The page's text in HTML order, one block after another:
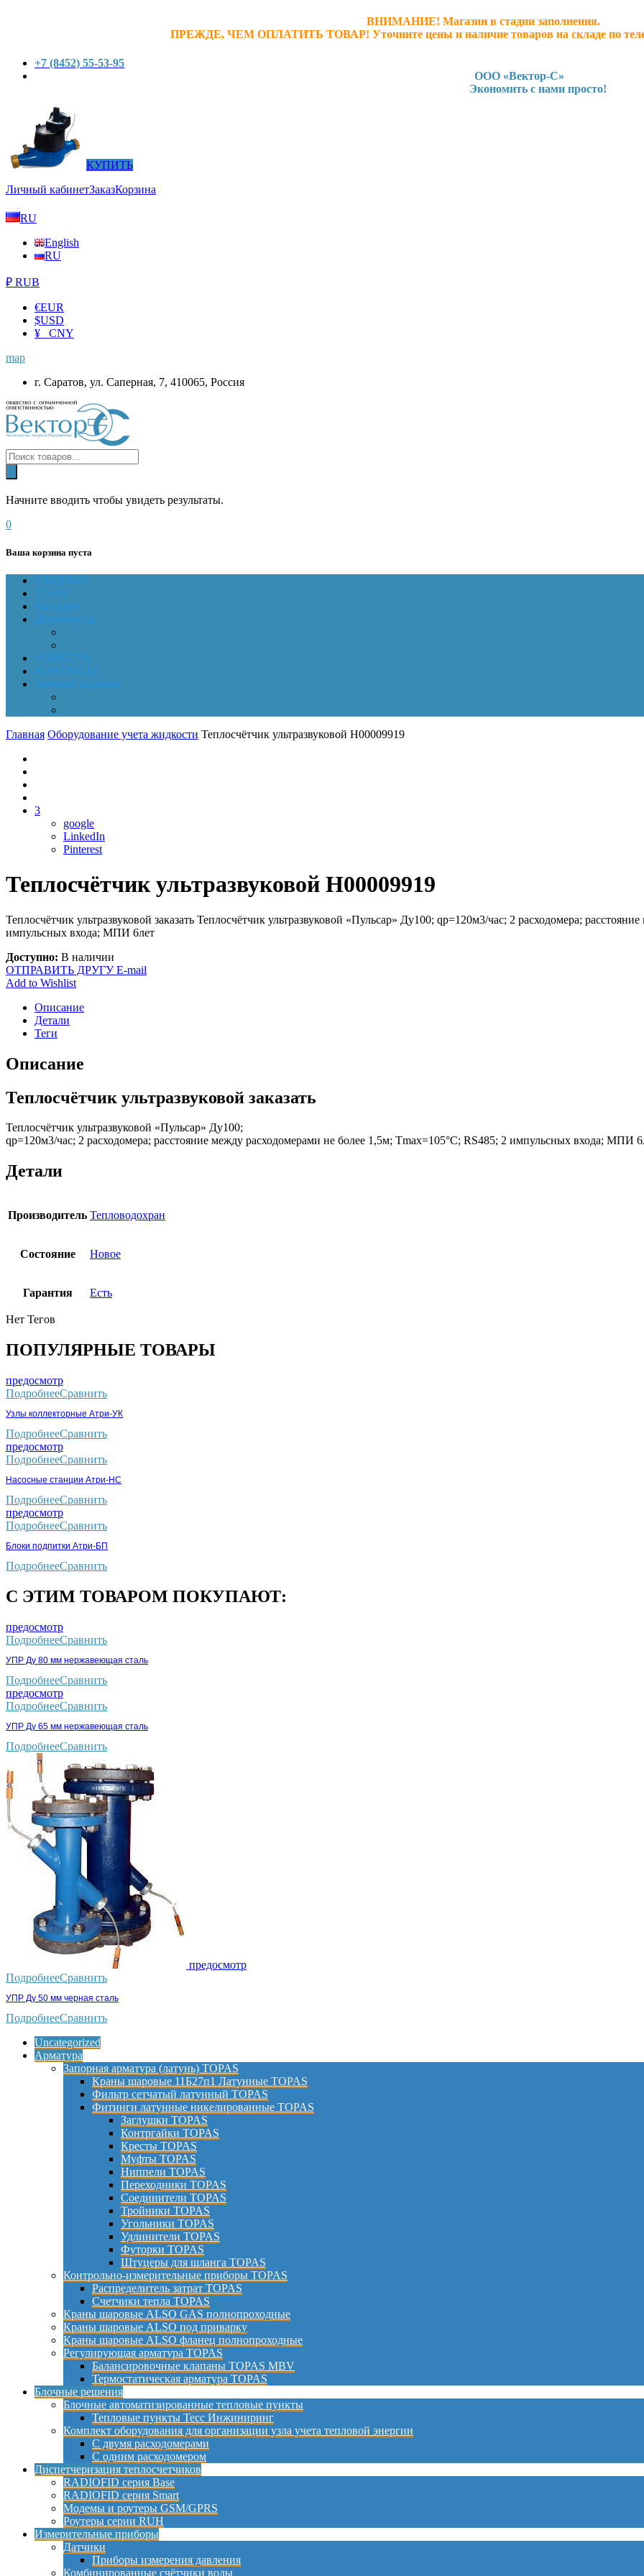
ВНИМАНИЕ! Магазин в стадии заполнения.
ПРЕЖДЕ, ЧЕМ ОПЛАТИТЬ ТОВАР! Уточните цены и наличие товаров на складе по
+7 (8452) 55-53-95
ООО «Вектор-С»
Экономить с нами просто!
КУПИТЬ
Личный кабинетЗаказКорзина
RU
English
RU
₽ RUB
€EUR
$USD
¥ CNY
map
г. Саратов, ул. Саперная, 7, 410065, Россия
Начните вводить чтобы увидеть результаты.
0
Ваша корзина пуста
ГЛАВНАЯ
О НАС
Магазин
Документы
НОВОСТИ
КОНТАКТЫ
Личный кабинет
Главная Оборудование учета жидкости Теплосчётчик ультразвуковой Н00009919
3
google
LinkedIn
Pinterest
Теплосчётчик ультразвуковой Н00009919
Теплосчётчик ультразвуковой заказать Теплосчётчик ультразвуковой «Пульсар» Ду100; qp=120м3/час; 2 расходомера;
импульсных входа; МПИ 6лет
Доступно: В наличии
ОТПРАВИТЬ ДРУГУ E-mail
Add to Wishlist
Описание
Детали
Теги
Описание
Теплосчётчик ультразвуковой заказать
Теплосчётчик ультразвуковой «Пульсар» Ду100;
qp=120м3/час; 2 расходомера; расстояние между расходомерами не более 1,5м; Tmax=105°С; RS485; 2 импульсных входа; МПИ
Детали
Производитель Тепловодохран
Состояние Новое
Гарантия Есть
Нет Тегов
ПОПУЛЯРНЫЕ ТОВАРЫ
предосмотр
ПодробнееСравнить
Узлы коллекторные Атри-УК
ПодробнееСравнить
предосмотр
ПодробнееСравнить
Насосные станции Атри-НС
ПодробнееСравнить
предосмотр
ПодробнееСравнить
Блоки подпитки Атри-БП
ПодробнееСравнить
С ЭТИМ ТОВАРОМ ПОКУПАЮТ:
предосмотр
ПодробнееСравнить
УПР Ду 80 мм нержавеющая сталь
ПодробнееСравнить
предосмотр
ПодробнееСравнить
УПР Ду 65 мм нержавеющая сталь
ПодробнееСравнить
предосмотр
ПодробнееСравнить
УПР Ду 50 мм черная сталь
ПодробнееСравнить
Uncategorized
Арматура
Запорная арматура (латунь) TOPAS
Краны шаровые 11Б27п1 Латунные TOPAS
Фильтр сетчатый латунный TOPAS
Фитинги латунные никелированные TOPAS
Заглушки TOPAS
Контргайки TOPAS
Кресты TOPAS
Муфты TOPAS
Ниппели TOPAS
Переходники TOPAS
Соединители TOPAS
Тройники TOPAS
Угольники TOPAS
Удлинители TOPAS
Футорки TOPAS
Штуцеры для шланга TOPAS
Контрольно-измерительные приборы TOPAS
Распределитель затрат TOPAS
Счетчики тепла TOPAS
Краны шаровые ALSO GAS полнопроходные
Краны шаровые ALSO под приварку
Краны шаровые ALSO фланец полнопроходные
Регулирующая арматура TOPAS
Балансировочные клапаны TOPAS MBV
Термостатическая арматура TOPAS
Блочные решения
Блочные автоматизированные тепловые пункты
Тепловые пункты Тесс Инжиниринг
Комплект оборудования для организации узла учета тепловой энергии
С двумя расходомерами
С одним расходомером
Диспетчеризация теплосчетчиков
RADIOFID серия Base
RADIOFID серия Smart
Модемы и роутеры GSM/GPRS
Роутеры серии RUH
Измерительные приборы
Датчики
Приборы измерения давления
Комбинированные счётчики воды